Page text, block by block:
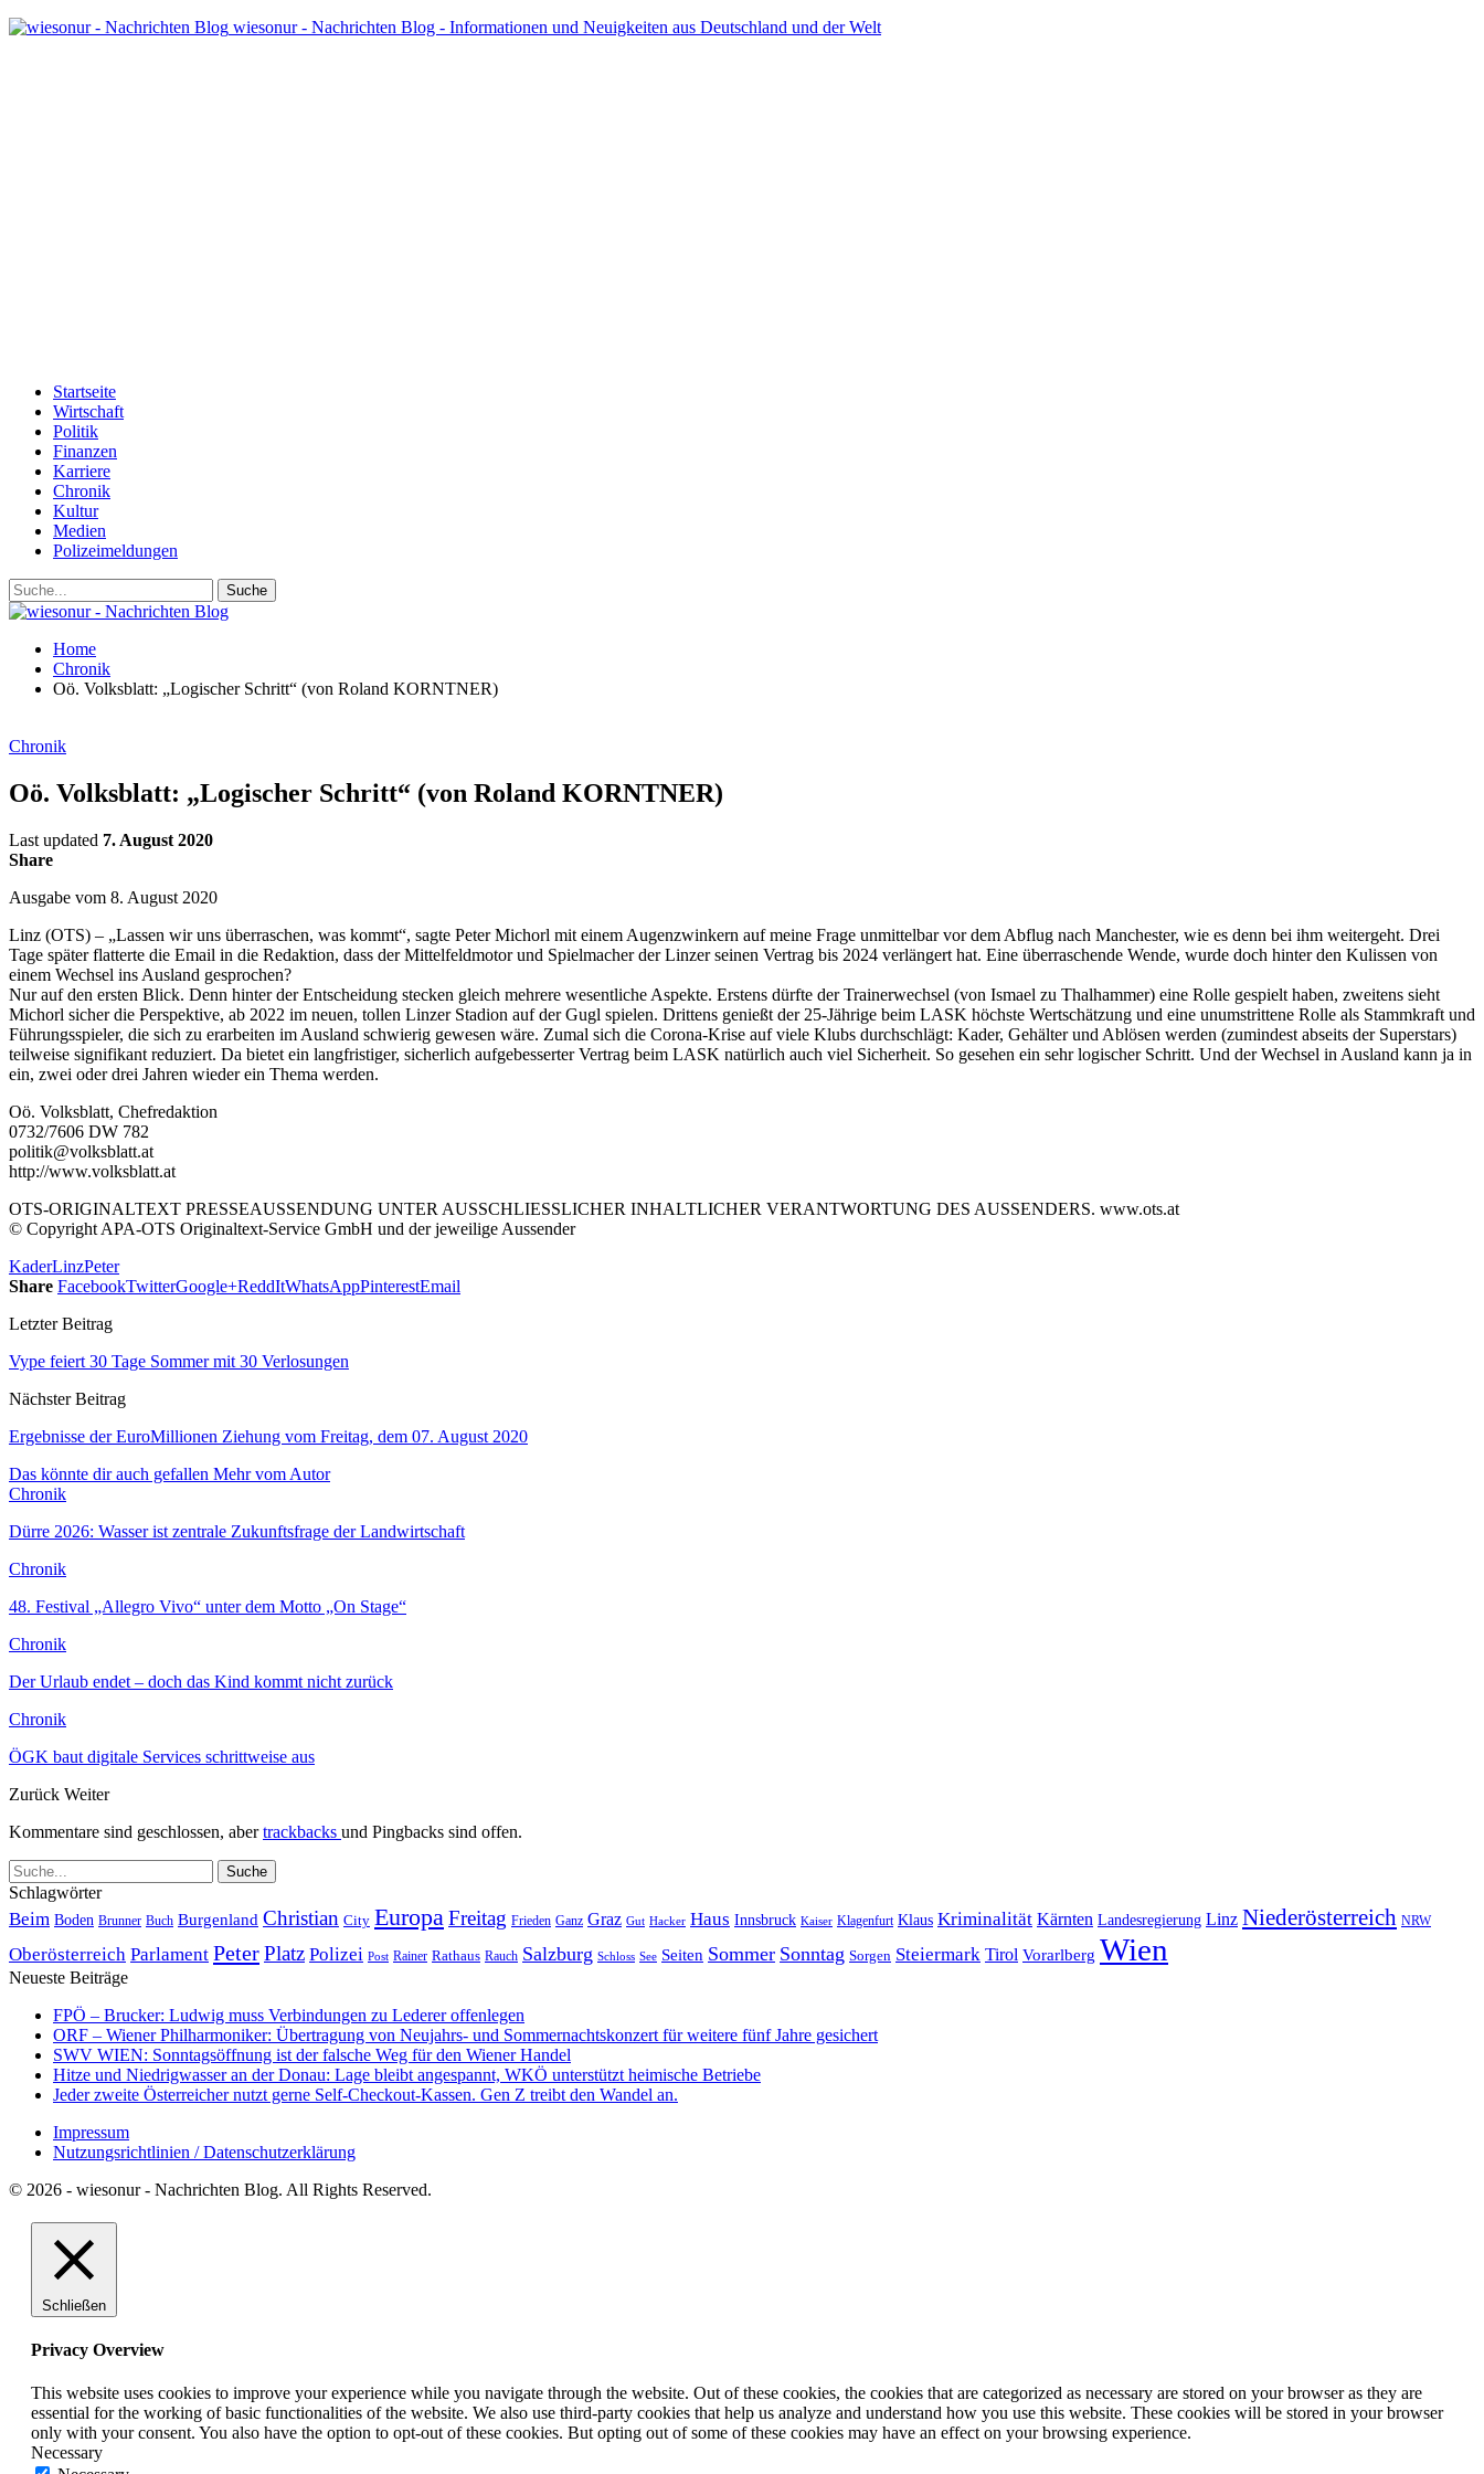
wiesonur - Nachrichten Blog - Informationen und Neuigkeiten aus Deutschland und der Welt
Startseite
Wirtschaft
Politik
Finanzen
Karriere
Chronik
Kultur
Medien
Polizeimeldungen
Home
Chronik
Oö. Volksblatt: „Logischer Schritt“ (von Roland KORNTNER)
Chronik
Oö. Volksblatt: „Logischer Schritt“ (von Roland KORNTNER)
Last updated 7. August 2020
Share
Ausgabe vom 8. August 2020
Linz (OTS) – „Lassen wir uns überraschen, was kommt“, sagte Peter Michorl mit einem Augenzwinkern auf meine Frage unmittelbar vor dem Abflug nach Manchester, wie es denn bei ihm weitergeht. Drei
Tage später flatterte die Email in die Redaktion, dass der Mittelfeldmotor und Spielmacher der Linzer seinen Vertrag bis 2024 verlängert hat. Eine überraschende Wende, wurde doch hinter den Kulissen von
einem Wechsel ins Ausland gesprochen?
Nur auf den ersten Blick. Denn hinter der Entscheidung stecken gleich mehrere wesentliche Aspekte. Erstens dürfte der Trainerwechsel (von Ismael zu Thalhammer) eine Rolle gespielt haben, zweitens sieht
Michorl sicher die Perspektive, ab 2022 im neuen, tollen Linzer Stadion auf der Gugl spielen. Drittens genießt der 25-Jährige beim LASK höchste Wertschätzung und eine unumstrittene Rolle als Stammkraft und
Führungsspieler, die sich zu erarbeiten im Ausland schwierig gewesen wäre. Zumal sich die Corona-Krise auf viele Klubs durchschlägt: Kader, Gehälter und Ablösen werden (zumindest abseits der Superstars)
teilweise signifikant reduziert. Da bietet ein langfristiger, sicherlich aufgebesserter Vertrag beim LASK natürlich auch viel Sicherheit. So gesehen ein sehr logischer Schritt. Und der Wechsel in Ausland kann ja in
ein, zwei oder drei Jahren wieder ein Thema werden.
Oö. Volksblatt, Chefredaktion
0732/7606 DW 782
politik@volksblatt.at
http://www.volksblatt.at
OTS-ORIGINALTEXT PRESSEAUSSENDUNG UNTER AUSSCHLIESSLICHER INHALTLICHER VERANTWORTUNG DES AUSSENDERS. www.ots.at
© Copyright APA-OTS Originaltext-Service GmbH und der jeweilige Aussender
KaderLinzPeter
Share FacebookTwitterGoogle+ReddItWhatsAppPinterestEmail
Letzter Beitrag
Vype feiert 30 Tage Sommer mit 30 Verlosungen
Nächster Beitrag
Ergebnisse der EuroMillionen Ziehung vom Freitag, dem 07. August 2020
Das könnte dir auch gefallen Mehr vom Autor
Chronik
Dürre 2026: Wasser ist zentrale Zukunftsfrage der Landwirtschaft
Chronik
48. Festival „Allegro Vivo“ unter dem Motto „On Stage“
Chronik
Der Urlaub endet – doch das Kind kommt nicht zurück
Chronik
ÖGK baut digitale Services schrittweise aus
Zurück Weiter
Kommentare sind geschlossen, abertrackbacks und Pingbacks sind offen.
Schlagwörter
Beim Boden Brunner Buch Burgenland Christian City Europa Freitag Frieden Ganz Graz Gut Hacker Haus Innsbruck Kaiser Klagenfurt Klaus Kriminalität Kärnten Landesregierung Linz Niederösterreich NRW
Oberösterreich Parlament PeterPlatz Polizei Post Rainer Rathaus Rauch Salzburg Schloss See Seiten Sommer Sonntag Sorgen Steiermark Tirol Vorarlberg Wien
Neueste Beiträge
FPÖ – Brucker: Ludwig muss Verbindungen zu Lederer offenlegen
ORF – Wiener Philharmoniker: Übertragung von Neujahrs- und Sommernachtskonzert für weitere fünf Jahre gesichert
SWV WIEN: Sonntagsöffnung ist der falsche Weg für den Wiener Handel
Hitze und Niedrigwasser an der Donau: Lage bleibt angespannt, WKÖ unterstützt heimische Betriebe
Jeder zweite Österreicher nutzt gerne Self-Checkout-Kassen. Gen Z treibt den Wandel an.
Impressum
Nutzungsrichtlinien / Datenschutzerklärung
© 2026 - wiesonur - Nachrichten Blog. All Rights Reserved.
Schließen
Privacy Overview
This website uses cookies to improve your experience while you navigate through the website. Out of these cookies, the cookies that are categorized as necessary are stored on your browser as they are
essential for the working of basic functionalities of the website. We also use third-party cookies that help us analyze and understand how you use this website. These cookies will be stored in your browser
only with your consent. You also have the option to opt-out of these cookies. But opting out of some of these cookies may have an effect on your browsing experience.
Necessary